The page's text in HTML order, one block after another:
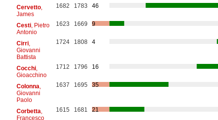
Cervetto,
James
1682 1783 46
Cesti, Pietro
Antonio
1623 1669 9
Cirri,
Giovanni
Battista
1724 1808 4
Cocchi,
Gioacchino
1712 1796 16
Colonna
Giovanni
Paolo
1637 1695 35
Corbetta
Francesco
1615 1681 21